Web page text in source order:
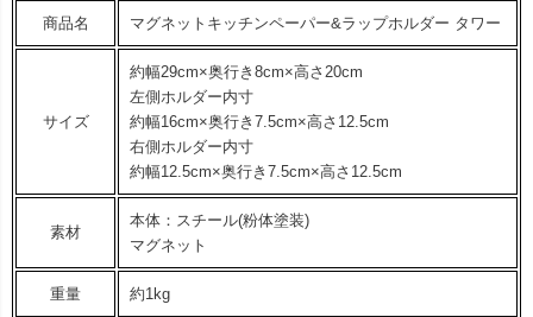
商品名 マグネットキッチンペーパー&ラップホルダー タワー
サイズ
約幅29cm×奥行き8cm×高さ20cm
左側ホルダー内寸
約幅16cm×奥行き7.5cm×高さ12.5cm
右側ホルダー内寸
約幅12.5cm×奥行き7.5cm×高さ12.5cm
素材
本体：スチール(粉体塗装)
マグネット
重量 約1kg